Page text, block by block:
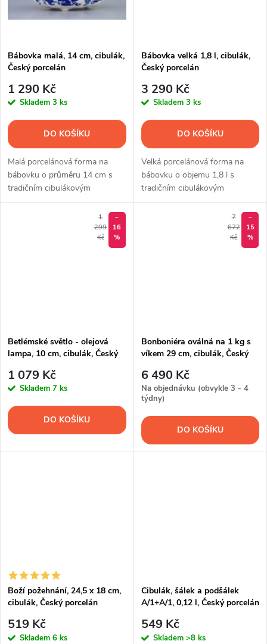
Bábovka malá, 14 cm, cibulák,
Český porcelán
1 290 Kč
Skladem 3 ks
DO KOŠÍKU
Malá porcelánová forma na
bábovku o průměru 14 cm s
tradičním cibulákovým
dekorem. Ideální pro menší
moučníky a domácí pečení.
Bábovka velká 1,8 l, cibulák,
Český porcelán
3 290 Kč
Skladem 3 ks
DO KOŠÍKU
Velká porcelánová forma na
bábovku o objemu 1,8 l s
tradičním cibulákovým
dekorem. Ideální pro rodinné
pečení i slavnostní příležitosti.
1
299
Kč
–
16
%
Betlémské světlo - olejová
lampa, 10 cm, cibulák, Český
1 079 Kč
Skladem 7 ks
DO KOŠÍKU
7
672
Kč
–
15
%
Bonboniéra oválná na 1 kg s
víkem 29 cm, cibulák, Český
6 490 Kč
Na objednávku (obvykle 3 - 4
týdny)
DO KOŠÍKU
Boží požehnání, 24,5 x 18 cm,
cibulák, Český porcelán
519 Kč
Skladem 6 ks
Cibulák, šálek a podšálek
A/1+A/1, 0,12 l, Český porcelán
549 Kč
Skladem >8 ks